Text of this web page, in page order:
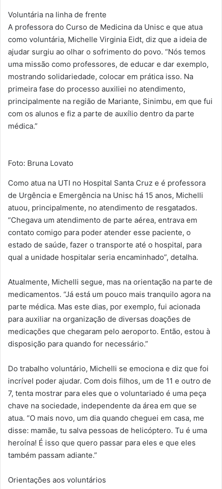
Voluntária na linha de frente
A professora do Curso de Medicina da Unisc e que atua
como voluntária, Michelle Virginia Eidt, diz que a ideia de
ajudar surgiu ao olhar o sofrimento do povo. “Nós temos
uma missão como professores, de educar e dar exemplo,
mostrando solidariedade, colocar em prática isso. Na
primeira fase do processo auxiliei no atendimento,
principalmente na região de Mariante, Sinimbu, em que fui
com os alunos e fiz a parte de auxílio dentro da parte
médica.”
Foto: Bruna Lovato
Como atua na UTI no Hospital Santa Cruz e é professora
de Urgência e Emergência na Unisc há 15 anos, Michelli
atuou, principalmente, no atendimento de resgatados.
“Chegava um atendimento de parte aérea, entrava em
contato comigo para poder atender esse paciente, o
estado de saúde, fazer o transporte até o hospital, para
qual a unidade hospitalar seria encaminhado”, detalha.
Atualmente, Michelli segue, mas na orientação na parte de
medicamentos. “Já está um pouco mais tranquilo agora na
parte médica. Mas este dias, por exemplo, fui acionada
para auxiliar na organização de diversas doações de
medicações que chegaram pelo aeroporto. Então, estou à
disposição para quando for necessário.”
Do trabalho voluntário, Michelli se emociona e diz que foi
incrível poder ajudar. Com dois filhos, um de 11 e outro de
7, tenta mostrar para eles que o voluntariado é uma peça
chave na sociedade, independente da área em que se
atua. “O mais novo, um dia quando cheguei em casa, me
disse: mamãe, tu salva pessoas de helicóptero. Tu é uma
heroína! É isso que quero passar para eles e que eles
também passam adiante.”
Orientações aos voluntários